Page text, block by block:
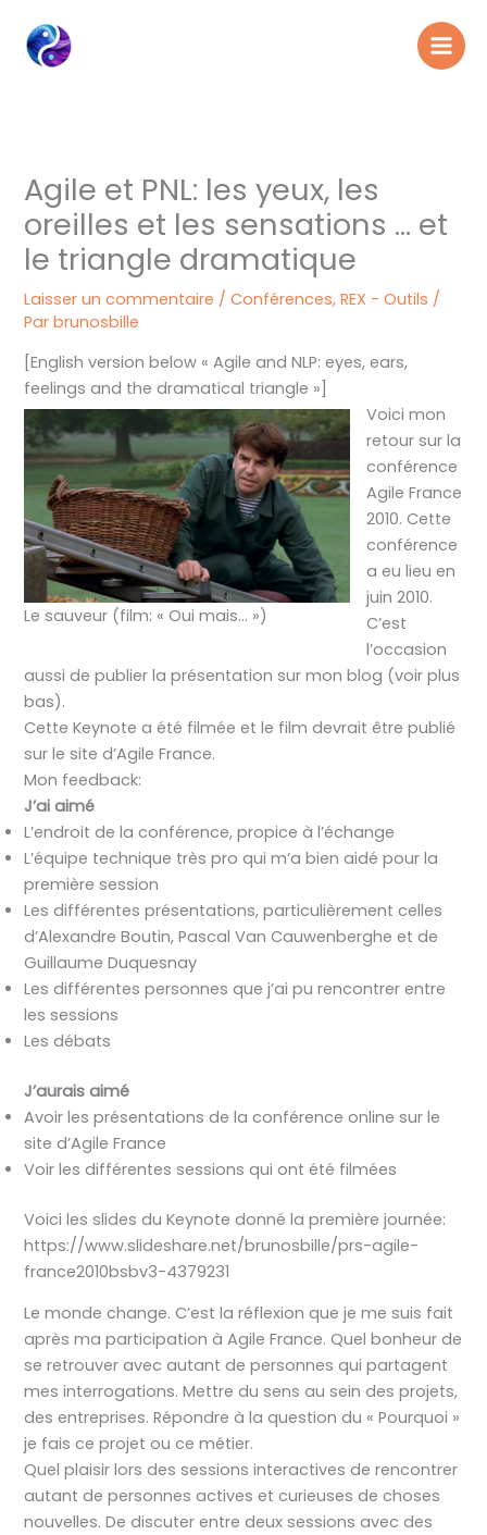
contenu
Agile et PNL: les yeux, les
oreilles et les sensations … et
le triangle dramatique
Laisser un commentaire /Conférences,REX - Outils /
Parbrunosbille
[English version below « Agile and NLP: eyes, ears,
feelings and the dramatical triangle »]
Le sauveur (film: « Oui mais… »)
Voici mon
retour sur la
conférence
Agile France
2010. Cette
conférence
a eu lieu en
juin 2010.
C’est
l’occasion
aussi de publier la présentation sur mon blog (voir plus
bas).
Cette Keynote a été filmée et le film devrait être publié
sur le site d’Agile France.
Mon feedback:
J’ai aimé
L’endroit de la conférence, propice à l’échange
L’équipe technique très pro qui m’a bien aidé pour la
première session
Les différentes présentations, particulièrement celles
d’Alexandre Boutin, Pascal Van Cauwenberghe et de
Guillaume Duquesnay
Les différentes personnes que j’ai pu rencontrer entre
les sessions
Les débats
J’aurais aimé
Avoir les présentations de la conférence online sur le
site d’Agile France
Voir les différentes sessions qui ont été filmées
Voici les slides du Keynote donné la première journée:
https://www.slideshare.net/brunosbille/prs-agile-
france2010bsbv3-4379231
Le monde change. C’est la réflexion que je me suis fait
après ma participation à Agile France. Quel bonheur de
se retrouver avec autant de personnes qui partagent
mes interrogations. Mettre du sens au sein des projets,
des entreprises. Répondre à la question du « Pourquoi »
je fais ce projet ou ce métier.
Quel plaisir lors des sessions interactives de rencontrer
autant de personnes actives et curieuses de choses
nouvelles. De discuter entre deux sessions avec des